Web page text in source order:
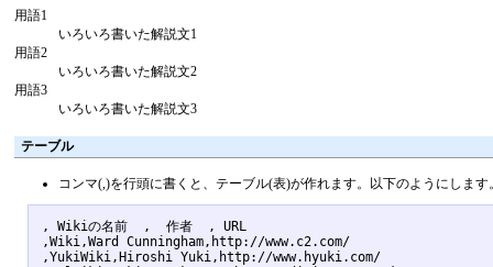
用語1
いろいろ書いた解説文1
用語2
いろいろ書いた解説文2
用語3
いろいろ書いた解説文3
テーブル
コンマ(,)を行頭に書くと、テーブル(表)が作れます。以下のようにします
, Wikiの名前  ,  作者  , URL
,Wiki,Ward Cunningham,http://www.c2.com/
,YukiWiki,Hiroshi Yuki,http://www.hyuki.com/